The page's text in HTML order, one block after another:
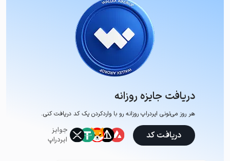
دریافت جایزه روزانه
هر روز می‌تونی ایردراپ روزانه رو با وارد‌کردن یک کد دریافت کنی.
جوایز
ایردراپ
دریافت کد